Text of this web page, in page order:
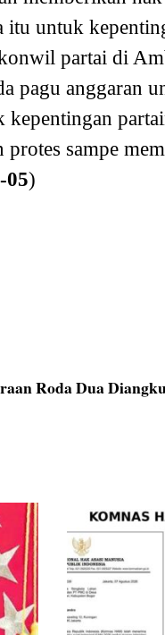
itu untuk
partai di
pagu anggaran
protes sampe
05)
Roda Dua